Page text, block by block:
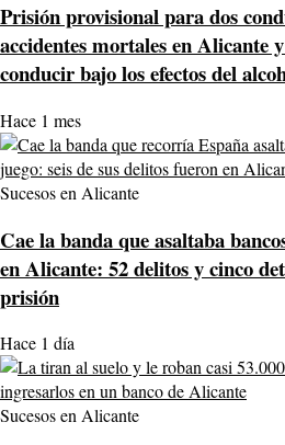
Prisión provisional para dos
accidentes mortales en Alicante
conducir bajo los efectos del
Hace 1 mes
Sucesos en Alicante
Cae la banda que asaltaba
en Alicante: 52 delitos y cinco
prisión
Hace 1 día
Sucesos en Alicante